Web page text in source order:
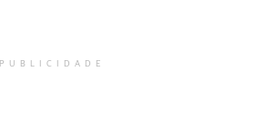
PUBLICIDADE